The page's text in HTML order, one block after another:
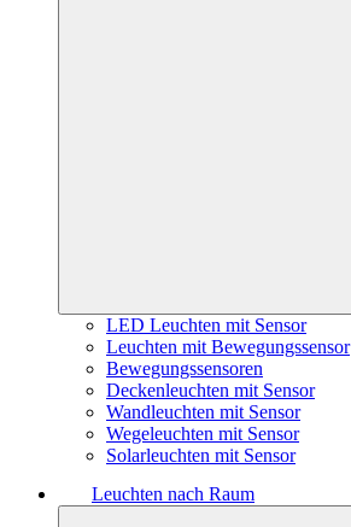
LED Leuchten mit Sensor
Leuchten mit Bewegungssensor
Bewegungssensoren
Deckenleuchten mit Sensor
Wandleuchten mit Sensor
Wegeleuchten mit Sensor
Solarleuchten mit Sensor
Leuchten nach Raum